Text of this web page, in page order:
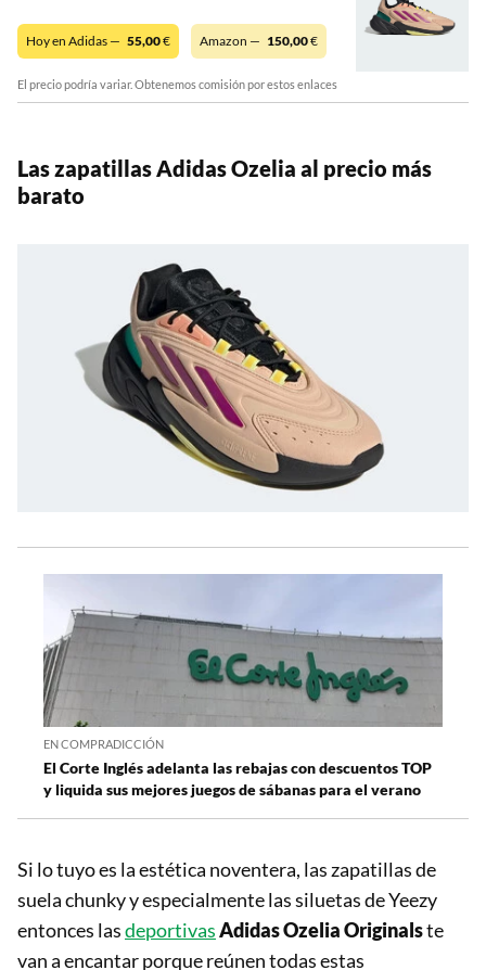
Hoy en Adidas — 55,00€ Amazon — 150,00€
El precio podría variar. Obtenemos comisión por estos enlaces
Las zapatillas Adidas Ozelia al precio más
barato
EN COMPRADICCIÓN
El Corte Inglés adelanta las rebajas con descuentos TOP
y liquida sus mejores juegos de sábanas para el verano
Si lo tuyo es la estética noventera, las zapatillas de
suela chunky y especialmente las siluetas de Yeezy
entonces lasdeportivasAdidas Ozelia Originalste
van a encantar porque reúnen todas estas